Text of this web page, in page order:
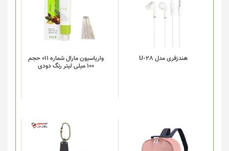
هندزفری مدل U-28
واریاسیون مارال شماره 011 حجم
100 میلی لیتر رنگ دودی
این
محصول